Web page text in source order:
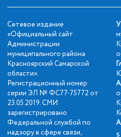
Сетевое издание
«Официальный сайт
Администрации
муниципального района
Красноярский Самарской
области».
Регистрационный номер
серии ЭЛ № ФС77-75772 от
23.05.2019. СМИ
зарегистрировано
Федеральной службой по
надзору в сфере связи,